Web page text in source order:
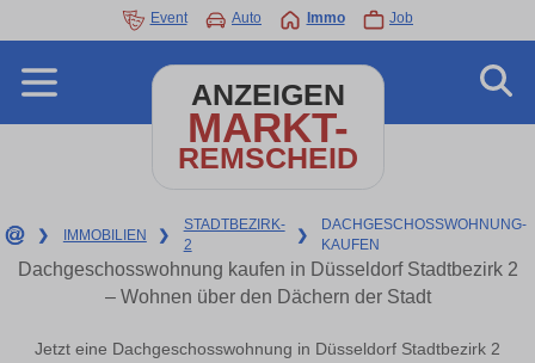
Event Auto Immo Job
ANZEIGEN
MARKT-
REMSCHEID
❯ IMMOBILIEN ❯
STADTBEZIRK-
2
❯
DACHGESCHOSSWOHNUNG-
KAUFEN
Dachgeschosswohnung kaufen in Düsseldorf Stadtbezirk 2
– Wohnen über den Dächern der Stadt
Jetzt eine Dachgeschosswohnung in Düsseldorf Stadtbezirk 2